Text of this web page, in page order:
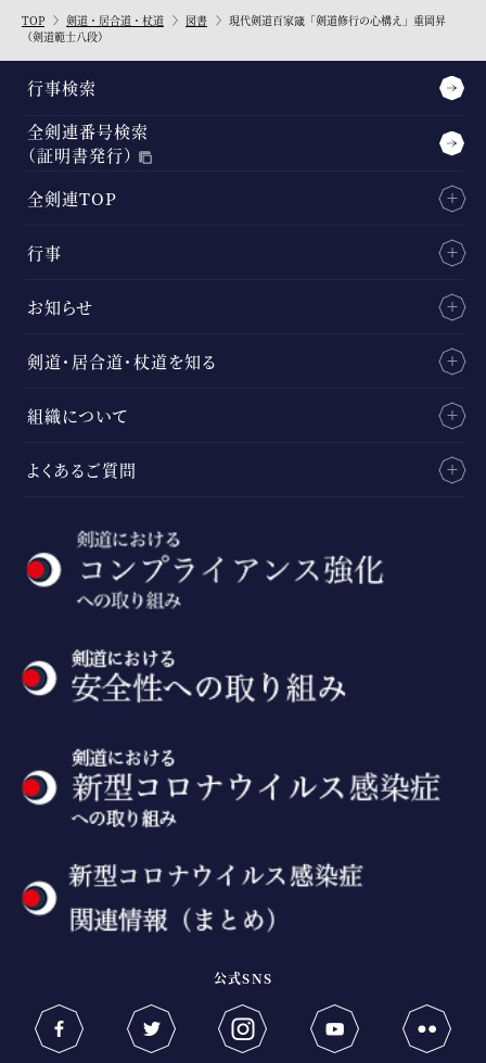
TOP 剣道・居合道・杖道 図書
現代剣道百家箴「剣道修行の心構え」重岡昇
（剣道範士八段）
行事検索
全剣連番号検索
（証明書発行）
全剣連TOP
行事
お知らせ
剣道・居合道・杖道を知る
組織について
よくあるご質問
公式SNS